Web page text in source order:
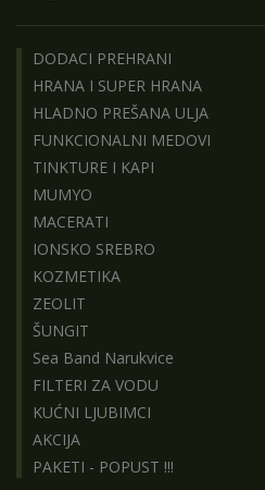
DODACI PREHRANI
HRANA I SUPER HRANA
HLADNO PREŠANA ULJA
FUNKCIONALNI MEDOVI
TINKTURE I KAPI
MUMYO
MACERATI
IONSKO SREBRO
KOZMETIKA
ZEOLIT
ŠUNGIT
Sea Band Narukvice
FILTERI ZA VODU
KUĆNI LJUBIMCI
AKCIJA
PAKETI - POPUST !!!